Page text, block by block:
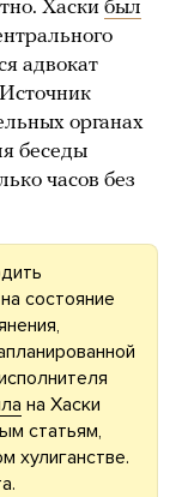
Хаски был
адвокат
органах
беседы
часов без
состояние
на Хаски
статьям,
хулиганстве.